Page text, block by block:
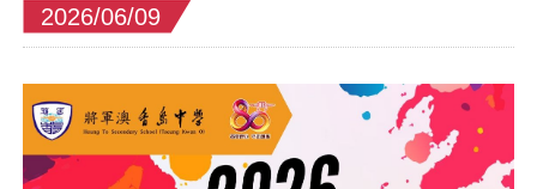
2026/06/09